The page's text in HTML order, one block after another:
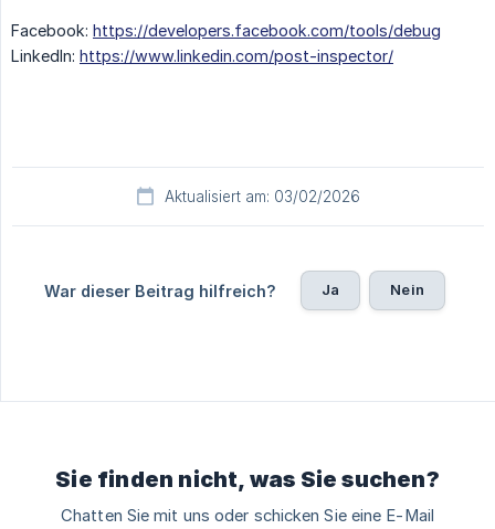
Facebook: https://developers.facebook.com/tools/debug
LinkedIn: https://www.linkedin.com/post-inspector/
Aktualisiert am: 03/02/2026
War dieser Beitrag hilfreich? Ja Nein
Sie finden nicht, was Sie suchen?
Chatten Sie mit uns oder schicken Sie eine E-Mail